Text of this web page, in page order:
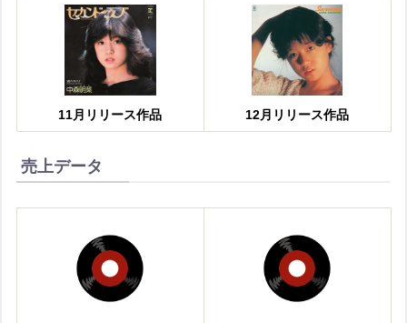
11月リリース作品 12月リリース作品
売上データ